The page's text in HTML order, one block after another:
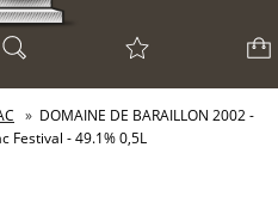
» DOMAINE DE BARAILLON 2002 -
Festival - 49.1% 0,5L